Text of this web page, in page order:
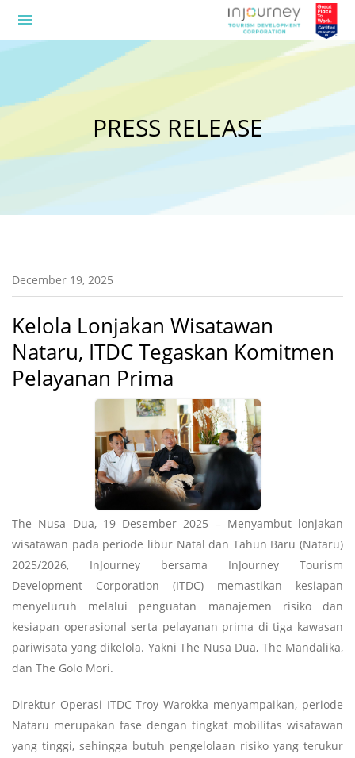
menu
PRESS RELEASE
December 19, 2025
Kelola Lonjakan Wisatawan
Nataru, ITDC Tegaskan Komitmen
Pelayanan Prima
The Nusa Dua, 19 Desember 2025 – Menyambut lonjakan
wisatawan pada periode libur Natal dan Tahun Baru (Nataru)
2025/2026, InJourney bersama InJourney Tourism
Development Corporation (ITDC) memastikan kesiapan
menyeluruh melalui penguatan manajemen risiko dan
kesiapan operasional serta pelayanan prima di tiga kawasan
pariwisata yang dikelola. Yakni The Nusa Dua, The Mandalika,
dan The Golo Mori.
Direktur Operasi ITDC Troy Warokka menyampaikan, periode
Nataru merupakan fase dengan tingkat mobilitas wisatawan
yang tinggi, sehingga butuh pengelolaan risiko yang terukur